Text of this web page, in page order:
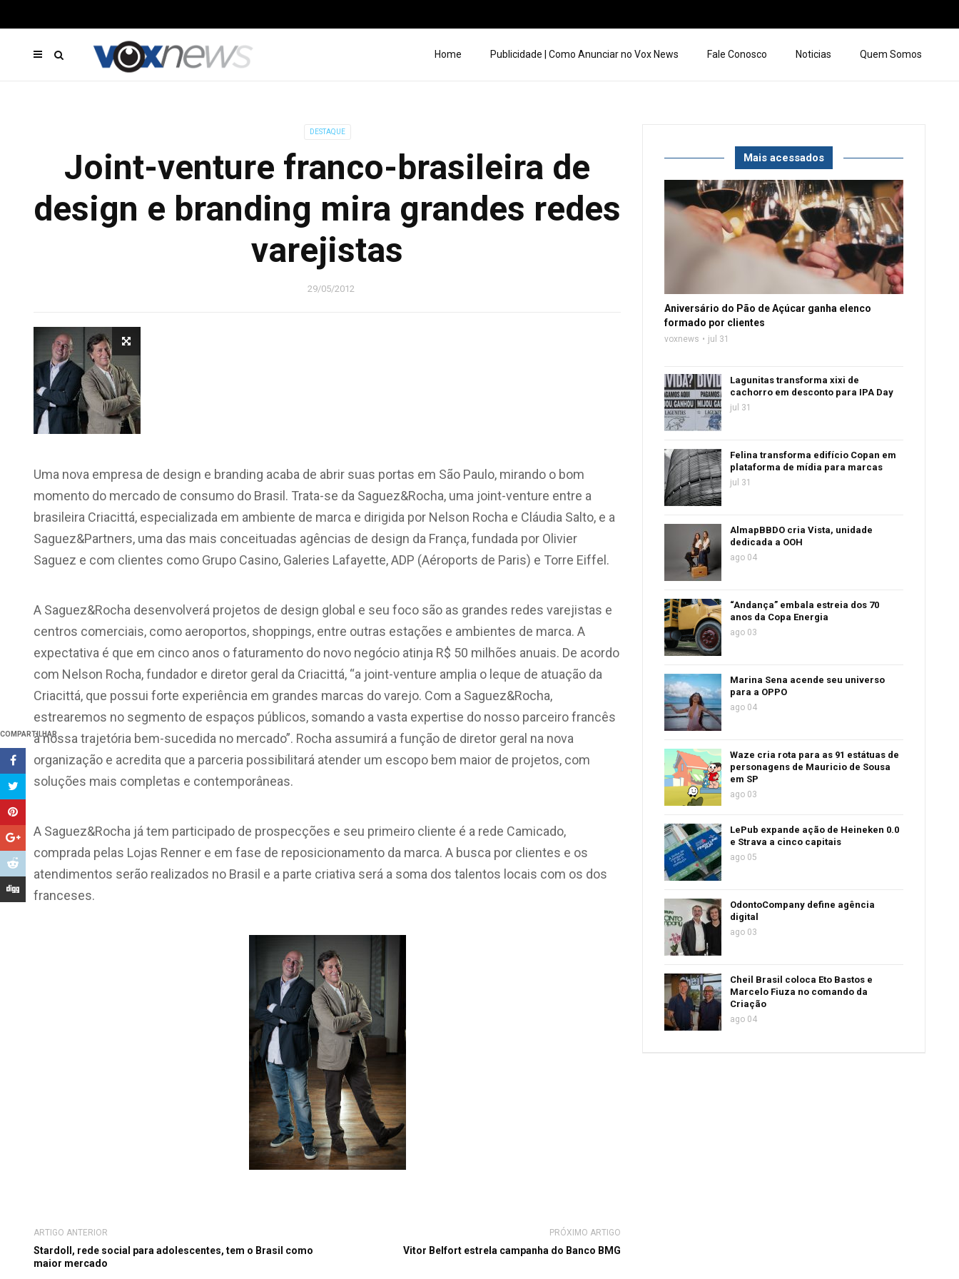
Home Publicidade | Como Anunciar no Vox News Fale Conosco Noticias Quem Somos
DESTAQUE
Joint-venture franco-brasileira de
design e branding mira grandes redes
varejistas
29/05/2012
COMPARTILHAR
Uma nova empresa de design e branding acaba de abrir suas portas em São Paulo, mirando o bom
momento do mercado de consumo do Brasil. Trata-se da Saguez&Rocha, uma joint-venture entre a
brasileira Criacittá, especializada em ambiente de marca e dirigida por Nelson Rocha e Cláudia Salto, e a
Saguez&Partners, uma das mais conceituadas agências de design da França, fundada por Olivier
Saguez e com clientes como Grupo Casino, Galeries Lafayette, ADP (Aéroports de Paris) e Torre Eiffel.
A Saguez&Rocha desenvolverá projetos de design global e seu foco são as grandes redes varejistas e
centros comerciais, como aeroportos, shoppings, entre outras estações e ambientes de marca. A
expectativa é que em cinco anos o faturamento do novo negócio atinja R$ 50 milhões anuais. De acordo
com Nelson Rocha, fundador e diretor geral da Criacittá, “a joint-venture amplia o leque de atuação da
Criacittá, que possui forte experiência em grandes marcas do varejo. Com a Saguez&Rocha,
estrearemos no segmento de espaços públicos, somando a vasta expertise do nosso parceiro francês
à nossa trajetória bem-sucedida no mercado”. Rocha assumirá a função de diretor geral na nova
organização e acredita que a parceria possibilitará atender um escopo bem maior de projetos, com
soluções mais completas e contemporâneas.
A Saguez&Rocha já tem participado de prospecções e seu primeiro cliente é a rede Camicado,
comprada pelas Lojas Renner e em fase de reposicionamento da marca. A busca por clientes e os
atendimentos serão realizados no Brasil e a parte criativa será a soma dos talentos locais com os dos
franceses.
ARTIGO ANTERIOR
Stardoll, rede social para adolescentes, tem o Brasil como
maior mercado
PRÓXIMO ARTIGO
Vitor Belfort estrela campanha do Banco BMG
Mais acessados
Aniversário do Pão de Açúcar ganha elenco
formado por clientes
voxnews jul 31
Lagunitas transforma xixi de
cachorro em desconto para IPA Day
jul 31
Felina transforma edifício Copan em
plataforma de mídia para marcas
jul 31
AlmapBBDO cria Vista, unidade
dedicada a OOH
ago 04
“Andança” embala estreia dos 70
anos da Copa Energia
ago 03
Marina Sena acende seu universo
para a OPPO
ago 04
Waze cria rota para as 91 estátuas de
personagens de Mauricio de Sousa
em SP
ago 03
LePub expande ação de Heineken 0.0
e Strava a cinco capitais
ago 05
OdontoCompany define agência
digital
ago 03
Cheil Brasil coloca Eto Bastos e
Marcelo Fiuza no comando da
Criação
ago 04